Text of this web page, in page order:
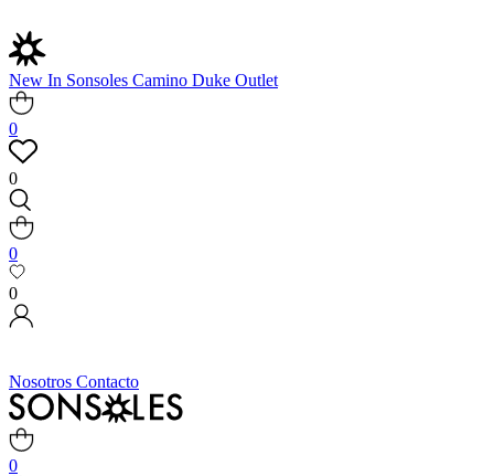
New In Sonsoles Camino Duke Outlet
0
0
0
0
Nosotros Contacto
0